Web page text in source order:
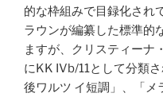
的な枠組みで目録化され
ラウンが編纂した標準的
ますが、クリスティーナ
にKK IVb/11として分類
後ワルツ イ短調」、「メ